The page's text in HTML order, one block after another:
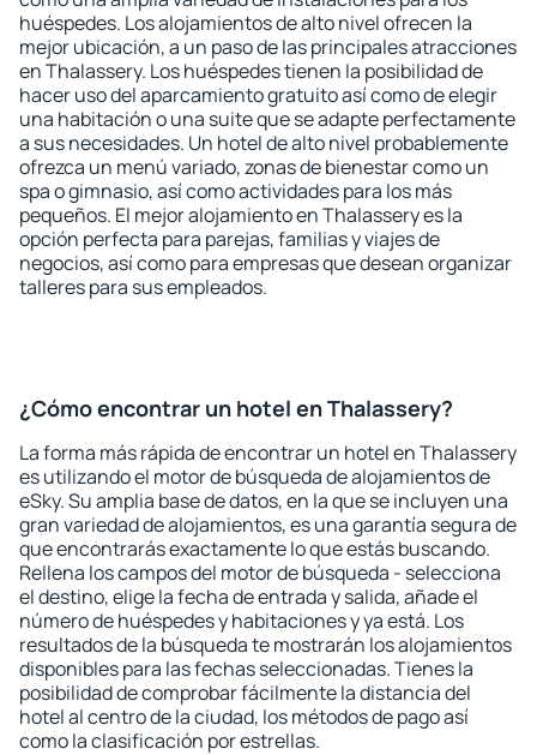
huéspedes. Los alojamientos de alto nivel ofrecen la
mejor ubicación, a un paso de las principales atracciones
en Thalassery. Los huéspedes tienen la posibilidad de
hacer uso del aparcamiento gratuito así como de elegir
una habitación o una suite que se adapte perfectamente
a sus necesidades. Un hotel de alto nivel probablemente
ofrezca un menú variado, zonas de bienestar como un
spa o gimnasio, así como actividades para los más
pequeños. El mejor alojamiento en Thalassery es la
opción perfecta para parejas, familias y viajes de
negocios, así como para empresas que desean organizar
talleres para sus empleados.
¿Cómo encontrar un hotel en Thalassery?
La forma más rápida de encontrar un hotel en Thalassery
es utilizando el motor de búsqueda de alojamientos de
eSky. Su amplia base de datos, en la que se incluyen una
gran variedad de alojamientos, es una garantía segura de
que encontrarás exactamente lo que estás buscando.
Rellena los campos del motor de búsqueda - selecciona
el destino, elige la fecha de entrada y salida, añade el
número de huéspedes y habitaciones y ya está. Los
resultados de la búsqueda te mostrarán los alojamientos
disponibles para las fechas seleccionadas. Tienes la
posibilidad de comprobar fácilmente la distancia del
hotel al centro de la ciudad, los métodos de pago así
como la clasificación por estrellas.